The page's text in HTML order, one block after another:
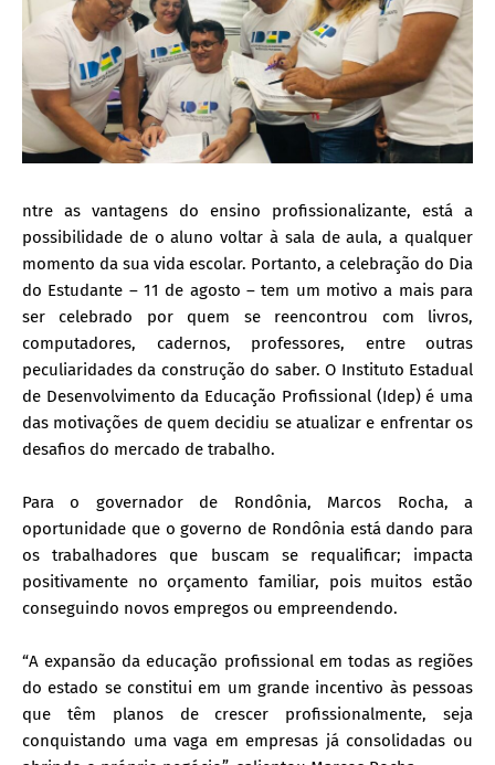
ntre as vantagens do ensino profissionalizante, está a
possibilidade de o aluno voltar à sala de aula, a qualquer
momento da sua vida escolar. Portanto, a celebração do Dia
do Estudante – 11 de agosto – tem um motivo a mais para
ser celebrado por quem se reencontrou com livros,
computadores, cadernos, professores, entre outras
peculiaridades da construção do saber. O Instituto Estadual
de Desenvolvimento da Educação Profissional (Idep) é uma
das motivações de quem decidiu se atualizar e enfrentar os
desafios do mercado de trabalho.
Para o governador de Rondônia, Marcos Rocha, a
oportunidade que o governo de Rondônia está dando para
os trabalhadores que buscam se requalificar; impacta
positivamente no orçamento familiar, pois muitos estão
conseguindo novos empregos ou empreendendo.
“A expansão da educação profissional em todas as regiões
do estado se constitui em um grande incentivo às pessoas
que têm planos de crescer profissionalmente, seja
conquistando uma vaga em empresas já consolidadas ou